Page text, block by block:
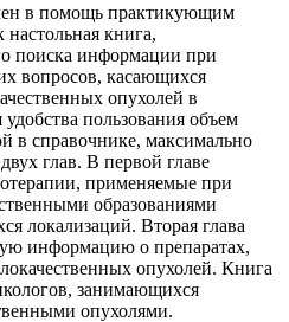
в помощь практикующим
книга,
поиска информации при
вопросов, касающихся
опухолей в
пользования объем
в справочнике, максимально
глав. В первой главе
применяемые при
образованиями
локализаций. Вторая глава
информацию о препаратах,
опухолей. Книга
занимающихся
опухолями.